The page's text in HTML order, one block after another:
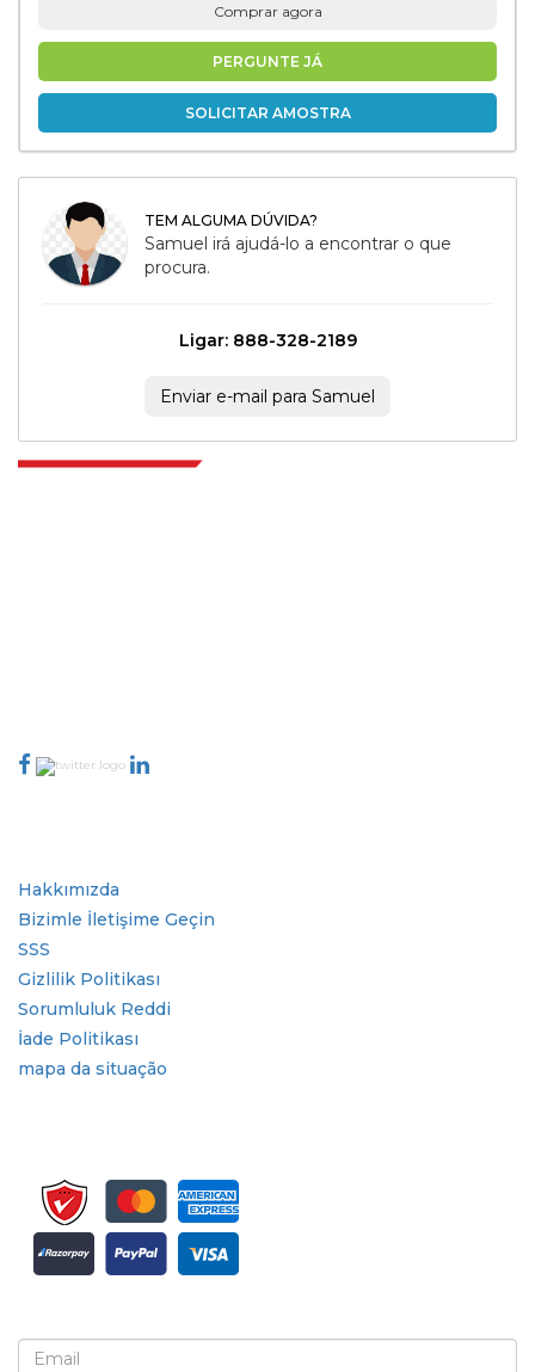
Comprar agora
PERGUNTE JÁ
SOLICITAR AMOSTRA
TEM ALGUMA DÚVIDA?
Samuel irá ajudá-lo a encontrar o que
procura.
Ligar: 888-328-2189
Enviar e-mail para Samuel
Hakkımızda
Bizimle İletişime Geçin
SSS
Gizlilik Politikası
Sorumluluk Reddi
İade Politikası
mapa da situação